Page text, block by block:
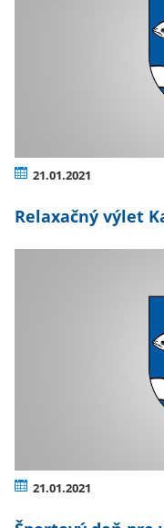
21.01.2021
Relaxačný výlet
21.01.2021